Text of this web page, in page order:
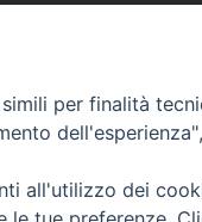
SCRIVICIper finalità
all'utilizzo dei